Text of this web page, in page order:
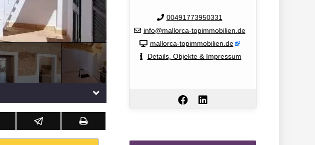
00491773950331
info@mallorca-topimmobilien.de
mallorca-topimmobilien.de
Details, Objekte & Impressum